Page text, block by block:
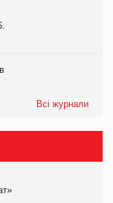
Всі журнали